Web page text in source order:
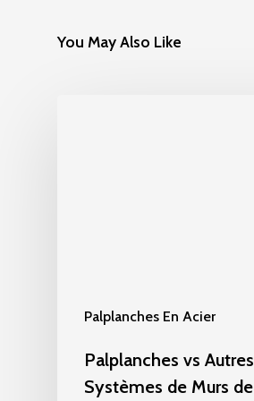
You May Also Like
Palplanches En Acier
Palplanches vs Autres
Systèmes de Murs de